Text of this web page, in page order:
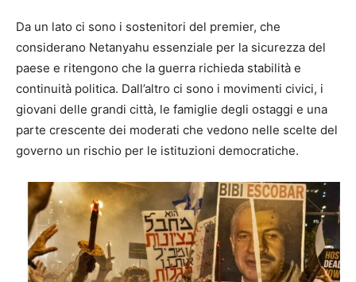
Da un lato ci sono i sostenitori del premier, che
considerano Netanyahu essenziale per la sicurezza del
paese e ritengono che la guerra richieda stabilità e
continuità politica. Dall’altro ci sono i movimenti civici, i
giovani delle grandi città, le famiglie degli ostaggi e una
parte crescente dei moderati che vedono nelle scelte del
governo un rischio per le istituzioni democratiche.